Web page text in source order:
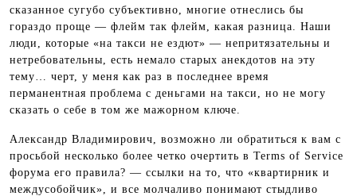
сказанное сугубо субъективно, многие отнеслись бы
гораздо проще — флейм так флейм, какая разница. Наши
люди, которые «на такси не ездют» — непритязательны и
нетребовательны, есть немало старых анекдотов на эту
тему… черт, у меня как раз в последнее время
перманентная проблема с деньгами на такси, но не могу
сказать о себе в том же мажорном ключе.
Александр Владимирович, возможно ли обратиться к вам с
просьбой несколько более четко очертить в Terms of Service
форума его правила? — ссылки на то, что «квартирник и
междусобойчик», и все молчаливо понимают стыдливо